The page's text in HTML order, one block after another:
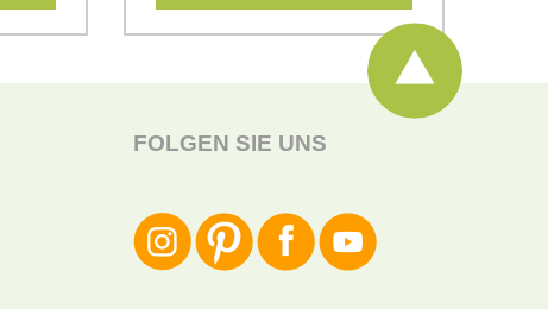
FOLGEN SIE UNS